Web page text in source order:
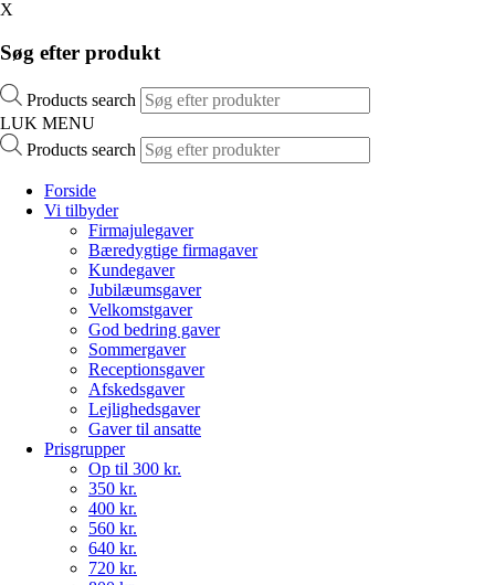
X
Søg efter produkt
Products search
LUK MENU
Products search
Forside
Vi tilbyder
Firmajulegaver
Bæredygtige firmagaver
Kundegaver
Jubilæumsgaver
Velkomstgaver
God bedring gaver
Sommergaver
Receptionsgaver
Afskedsgaver
Lejlighedsgaver
Gaver til ansatte
Prisgrupper
Op til 300 kr.
350 kr.
400 kr.
560 kr.
640 kr.
720 kr.